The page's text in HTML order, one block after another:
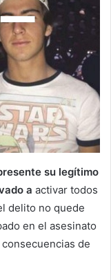
su legítimo
a activar todos
delito no quede
en el asesinato
de